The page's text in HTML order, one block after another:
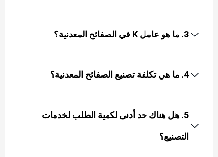
3. ما هو عامل K في الصفائح المعدنية؟
4. ما هي تكلفة تصنيع الصفائح المعدنية؟
5. هل هناك حد أدنى لكمية الطلب لخدمات
التصنيع؟